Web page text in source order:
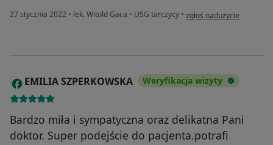
27 stycznia 2022 • lek. Witold Gaca • USG tarczycy • w opinii użytkownika
zgłoś nadużycie
E EMILIA SZPERKOWSKA Weryfikacja wizyty
Bardzo miła i sympatyczna oraz delikatna Pani
doktor. Super podejście do pacjenta.potrafi